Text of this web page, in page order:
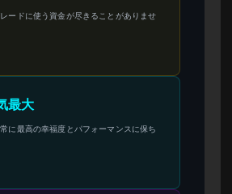
ードに使う資金が尽きることがありませ
最大
に最高の幸福度とパフォーマンスに保ち